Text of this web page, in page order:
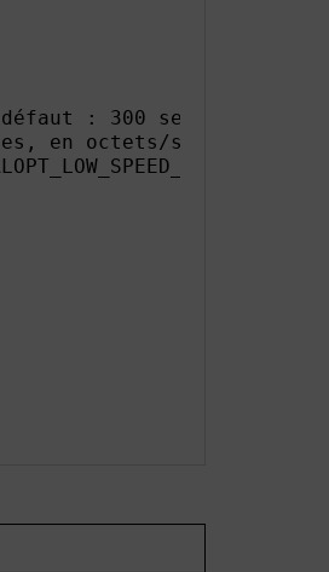
: 300 sec -
en octets/sec (ici : 1